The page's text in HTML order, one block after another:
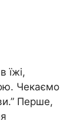
їжі,
Чекаємо
Перше,